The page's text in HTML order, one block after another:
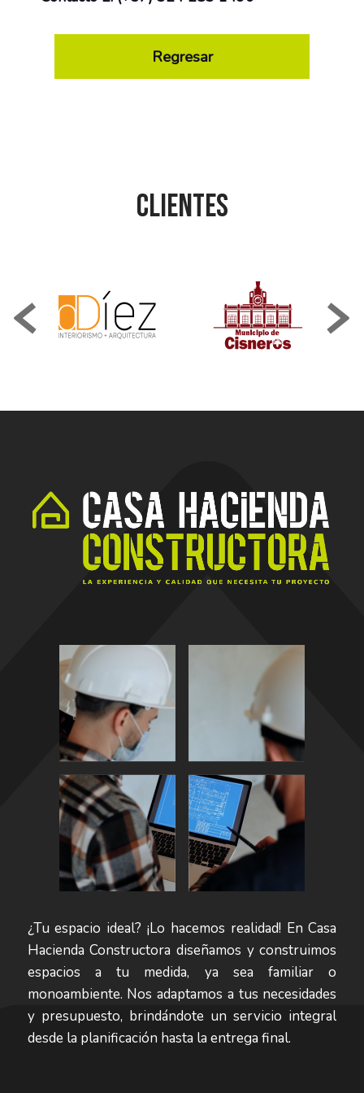
Regresar
Clientes
¿Tu espacio ideal? ¡Lo hacemos realidad! En Casa
Hacienda Constructora diseñamos y construimos
espacios a tu medida, ya sea familiar o
monoambiente. Nos adaptamos a tus necesidades
y presupuesto, brindándote un servicio integral
desde la planificación hasta la entrega final.